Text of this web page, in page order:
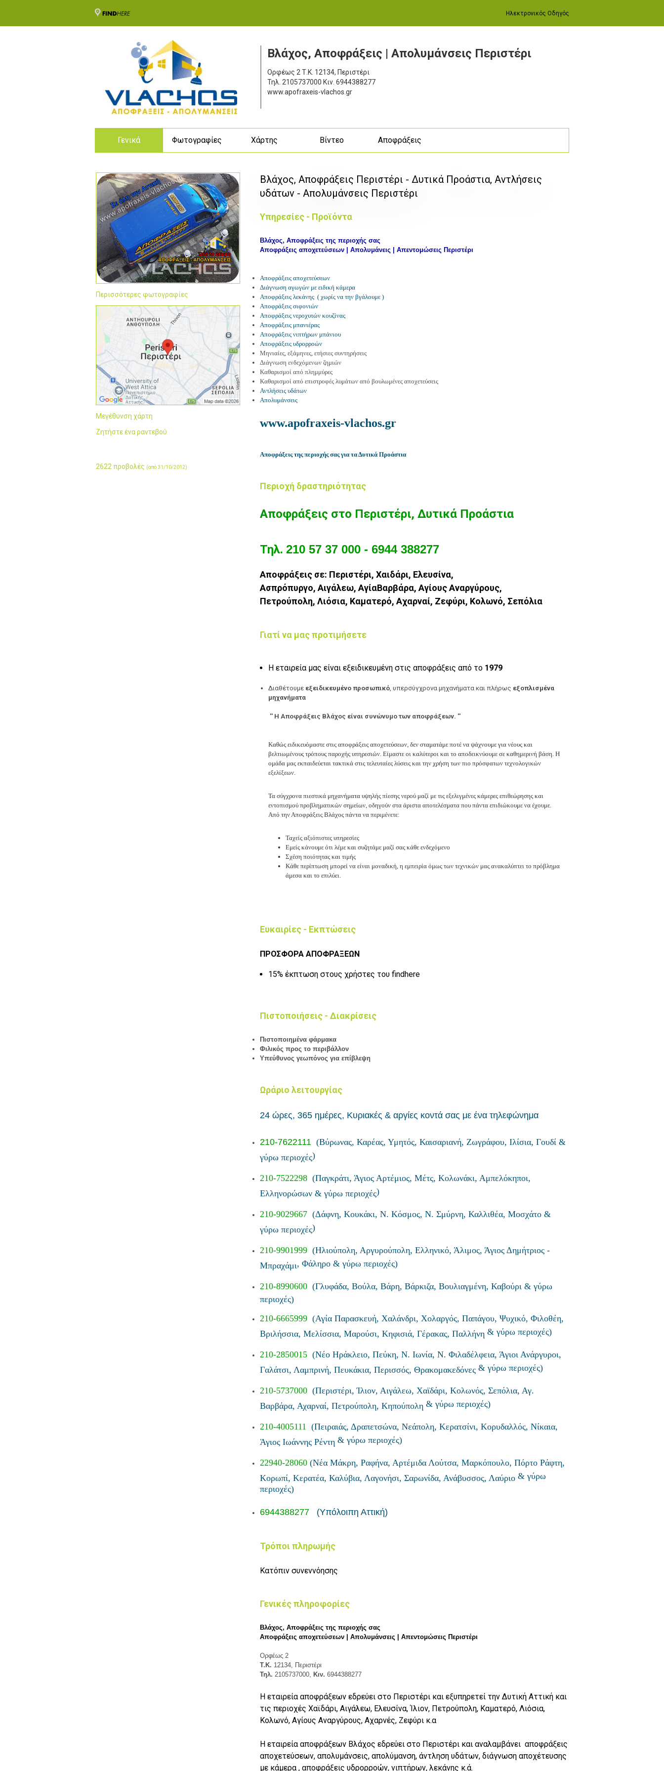
Ηλεκτρονικός Οδηγός
Βλάχος, Αποφράξεις | Απολυμάνσεις Περιστέρι
Ορφέως 2 Τ.Κ. 12134, Περιστέρι
Τηλ. 2105737000 Κιν. 6944388277
www.apofraxeis-vlachos.gr
Γενικά Φωτογραφίες Χάρτης Βίντεο Αποφράξεις
Περισσότερες φωτογραφίες
Μεγέθυνση χάρτη
Ζητήστε ένα ραντεβού
2622 προβολές (από 31/10/2012)
Βλάχος, Αποφράξεις Περιστέρι - Δυτικά Προάστια, Αντλήσεις
υδάτων - Απολυμάνσεις Περιστέρι
Υπηρεσίες - Προϊόντα
Βλάχος, Αποφράξεις της περιοχής σας
Αποφράξεις αποχετεύσεων | Απολυμάνεις | Απεντομώσεις Περιστέρι
Αποφράξεις αποχετεύσεων
Διάγνωση αγωγών με ειδική κάμερα
Αποφράξεις λεκάνης ( χωρίς να την βγάλουμε )
Αποφράξεις σιφονιών
Αποφράξεις νεροχυτών κουζίνας
Αποφράξεις μπανιέρας
Αποφράξεις νιπτήρων μπάνιου
Αποφράξεις υδρορροών
Μηνιαίες, εξάμηνες, ετήσιες συντηρήσεις
Διάγνωση ενδεχόμενων ζημιών
Καθαρισμοί από πλημμύρες
Καθαρισμοί από επιστροφές λυμάτων από βουλωμένες αποχετεύσεις
Αντλήσεις υδάτων
Απολυμάνσεις
www.apofraxeis-vlachos.gr
Αποφράξεις της περιοχής σας για τα Δυτικά Προάστια
Περιοχή δραστηριότητας
Αποφράξεις στο Περιστέρι, Δυτικά Προάστια
Τηλ. 210 57 37 000 - 6944 388277
Αποφράξεις σε: Περιστέρι, Χαιδάρι, Ελευσίνα,
Ασπρόπυργο, Αιγάλεω, ΑγίαΒαρβάρα, Αγίους Αναργύρους,
Πετρούπολη, Λιόσια, Καματερό, Αχαρναί, Ζεφύρι, Κολωνό, Σεπόλια
Γιατί να μας προτιμήσετε
Η εταιρεία μας είναι εξειδικευμένη στις αποφράξεις από το 1979
Διαθέτουμε εξειδικευμένο προσωπικό , υπερσύγχρονα μηχανήματα και πλήρως εξοπλισμένα
μηχανήματα
'' Η Αποφράξεις Βλάχος είναι συνώνυμο των αποφράξεων. ''
Καθώς ειδικευόμαστε στις αποφράξεις αποχετεύσεων, δεν σταματάμε ποτέ να ψάχνουμε για νέους και
βελτιωμένους τρόπους παροχής υπηρεσιών. Είμαστε οι καλύτεροι και το αποδεικνύουμε σε καθημερινή βάση. Η
ομάδα μας εκπαιδεύεται τακτικά στις τελευταίες λύσεις και την χρήση των πιο πρόσφατων τεχνολογικών
εξελίξεων.
Τα σύγχρονα πιεστικά μηχανήματα υψηλής πίεσης νερού μαζί με τις εξελιγμένες κάμερες επιθεώρησης και
εντοπισμού προβληματικών σημείων, οδηγούν στα άριστα αποτελέσματα που πάντα επιδιώκουμε να έχουμε.
Από την Αποφράξεις Βλάχος πάντα να περιμένετε:
Ταχείς αξιόπιστες υπηρεσίες
Εμείς κάνουμε ότι λέμε και συζητάμε μαζί σας κάθε ενδεχόμενο
Σχέση ποιότητας και τιμής
Κάθε περίπτωση μπορεί να είναι μοναδική, η εμπειρία όμως των τεχνικών μας ανακαλύπτει το πρόβλημα
άμεσα και το επιλύει.
Ευκαιρίες - Εκπτώσεις
ΠΡΟΣΦΟΡΑ ΑΠΟΦΡΑΞΕΩΝ
15% έκπτωση στους χρήστες του findhere
Πιστοποιήσεις - Διακρίσεις
Πιστοποιημένα φάρμακα
Φιλικός προς το περιβάλλον
Υπεύθυνος γεωπόνος για επίβλεψη
Ωράριο λειτουργίας
24 ώρες, 365 ημέρες, Κυριακές & αργίες κοντά σας με ένα τηλεφώνημα
210-7622111 (Βύρωνας, Καρέας, Υμητός, Καισαριανή, Ζωγράφου, Ιλίσια, Γουδί &
γύρω περιοχές)
210-7522298 (Παγκράτι, Άγιος Αρτέμιος, Μέτς, Κολωνάκι, Αμπελόκηποι,
Ελληνορώσων & γύρω περιοχές)
210-9029667 (Δάφνη, Κουκάκι, Ν. Κόσμος, Ν. Σμύρνη, Καλλιθέα, Μοσχάτο &
γύρω περιοχές)
210-9901999 (Ηλιούπολη, Αργυρούπολη, Ελληνικό, Άλιμος, Άγιος Δημήτριος -
Μπραχάμι , Φάληρο & γύρω περιοχές)
210-8990600 (Γλυφάδα, Βούλα, Βάρη, Βάρκιζα, Βουλιαγμένη, Καβούρι & γύρω
περιοχές)
210-6665999 (Αγία Παρασκευή, Χαλάνδρι, Χολαργός, Παπάγου, Ψυχικό, Φιλοθέη,
Βριλήσσια, Μελίσσια, Μαρούσι, Κηφισιά, Γέρακας, Παλλήνη & γύρω περιοχές)
210-2850015 (Νέο Ηράκλειο, Πεύκη, Ν. Ιωνία, Ν. Φιλαδέλφεια, Άγιοι Ανάργυροι,
Γαλάτσι, Λαμπρινή, Πευκάκια, Περισσός, Θρακομακεδόνες & γύρω περιοχές)
210-5737000 (Περιστέρι, Ίλιον, Αιγάλεω, Χαϊδάρι, Κολωνός, Σεπόλια, Αγ.
Βαρβάρα, Αχαρναί, Πετρούπολη, Κηπούπολη & γύρω περιοχές)
210-4005111 (Πειραιάς, Δραπετσώνα, Νεάπολη, Κερατσίνι, Κορυδαλλός, Νίκαια,
Άγιος Ιωάννης Ρέντη & γύρω περιοχές)
22940-28060 (Νέα Μάκρη, Ραφήνα, Αρτέμιδα Λούτσα, Μαρκόπουλο, Πόρτο Ράφτη,
Κορωπί, Κερατέα, Καλύβια, Λαγονήσι, Σαρωνίδα, Ανάβυσσος, Λαύριο & γύρω
περιοχές)
6944388277 (Υπόλοιπη Αττική)
Τρόποι πληρωμής
Κατόπιν συνεννόησης
Γενικές πληροφορίες
Βλάχος, Αποφράξεις της περιοχής σας
Αποφράξεις αποχετεύσεων | Απολυμάνσεις | Απεντομώσεις Περιστέρι
Ορφέως 2
Τ.Κ. 12134, Περιστέρι
Τηλ. 2105737000, Κιν. 6944388277
Η εταιρεία αποφράξεων εδρεύει στο Περιστέρι και εξυπηρετεί την Δυτική Αττική και
τις περιοχές Χαϊδάρι, Αιγάλεω, Ελευσίνα, Ίλιον, Πετρούπολη, Καματερό, Λιόσια,
Κολωνό, Αγίους Αναργύρους, Αχαρνές, Ζεφύρι κ.α
Η εταιρεία αποφράξεων Βλάχος εδρεύει στο Περιστέρι και αναλαμβάνει αποφράξεις
αποχετεύσεων, απολυμάνσεις, απολύμανση, άντληση υδάτων, διάγνωση αποχέτευσης
με κάμερα , αποφράξεις υδρορροών, νιπτήρων, λεκάνης κ.ά.